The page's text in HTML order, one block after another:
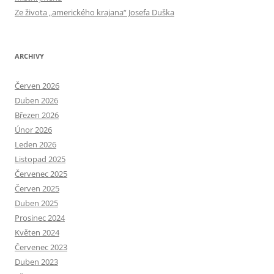
Ze života „amerického krajana“ Josefa Duška
ARCHIVY
Červen 2026
Duben 2026
Březen 2026
Únor 2026
Leden 2026
Listopad 2025
Červenec 2025
Červen 2025
Duben 2025
Prosinec 2024
Květen 2024
Červenec 2023
Duben 2023